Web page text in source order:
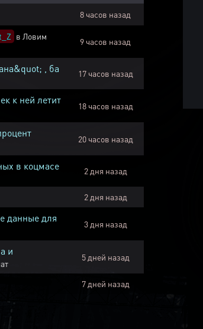
8 часов назад
в Ловим
9 часов назад
, ба 17 часов назад
к ней летит
18 часов назад
20 часов назад
в коцмасе 2 дня назад
2 дня назад
данные для
3 дня назад
и
5 дней назад
7 дней назад